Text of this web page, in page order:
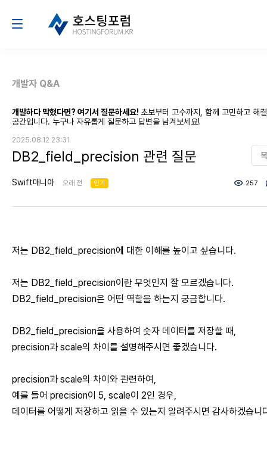
개발자 Q&A
개발하다 막혔다면? 여기서 질문하세요! 초보부터 고수까지, 함께 고민하고 해
공간입니다. 누구나 자유롭게 질문하고 답변을 남겨보세요!
2025.08.12 23:31
DB2_field_precision 관련 질문
Swift매니아 오래 전 인기 257
저는 DB2_field_precision에 대한 이해를 높이고 싶습니다.
저는 DB2_field_precision이란 무엇인지 잘 모르겠습니다.
DB2_field_precision은 어떤 역할을 하는지 궁금합니다.
DB2_field_precision을 사용하여 숫자 데이터를 저장할 때,
precision과 scale의 차이를 설명해주시면 좋겠습니다.
precision과 scale의 차이와 관련하여,
예를 들어 precision이 5, scale이 2인 경우,
데이터를 어떻게 저장하고 읽을 수 있는지 알려주시면 감사하겠습니